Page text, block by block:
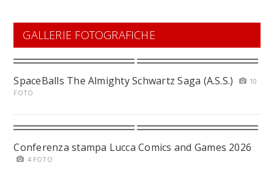
GALLERIE FOTOGRAFICHE
SpaceBalls The Almighty Schwartz Saga (A.S.S.)
10
FOTO
Conferenza stampa Lucca Comics and Games 2026
4 FOTO